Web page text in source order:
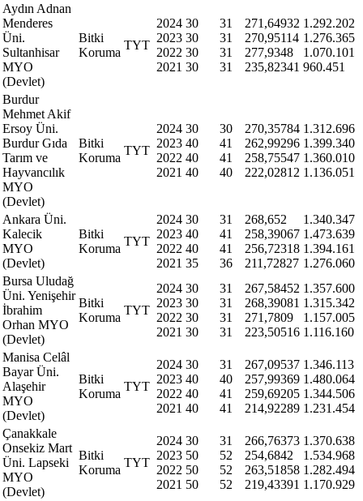
Aydın Adnan
Menderes
Üni.
Sultanhisar
MYO
(Devlet)
Bitki
Koruma
TYT
2024
2023
2022
2021
30
30
30
30
31
31
31
31
271,64932
270,95114
277,9348
235,82341
1.292.202
1.276.365
1.070.101
960.451
Burdur
Mehmet Akif
Ersoy Üni.
Burdur Gıda
Tarım ve
Hayvancılık
MYO
(Devlet)
Bitki
Koruma
TYT
2024
2023
2022
2021
30
40
40
40
30
41
41
40
270,35784
262,99296
258,75547
222,02812
1.312.696
1.399.340
1.360.010
1.136.051
Ankara Üni.
Kalecik
MYO
(Devlet)
Bitki
Koruma
TYT
2024
2023
2022
2021
30
40
40
35
31
41
41
36
268,652
258,39067
256,72318
211,72827
1.340.347
1.473.639
1.394.161
1.276.060
Bursa Uludağ
Üni. Yenişehir
İbrahim
Orhan MYO
(Devlet)
Bitki
Koruma
TYT
2024
2023
2022
2021
30
30
30
30
31
31
31
31
267,58452
268,39081
271,7809
223,50516
1.357.600
1.315.342
1.157.005
1.116.160
Manisa Celâl
Bayar Üni.
Alaşehir
MYO
(Devlet)
Bitki
Koruma
TYT
2024
2023
2022
2021
30
40
40
40
31
40
41
41
267,09537
257,99369
259,69205
214,92289
1.346.113
1.480.064
1.344.506
1.231.454
Çanakkale
Onsekiz Mart
Üni. Lapseki
MYO
(Devlet)
Bitki
Koruma
TYT
2024
2023
2022
2021
30
50
50
50
31
52
52
52
266,76373
254,6842
263,51858
219,43391
1.370.638
1.534.968
1.282.494
1.170.929